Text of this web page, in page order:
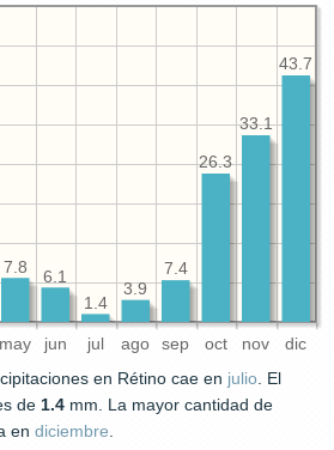
may jun jul ago sep oct nov dic
43.7
33.1
26.3
7.4
3.9
1.4
6.1
7.8
en Rétino cae en julio. El
de 1.4 mm. La mayor cantidad de
en diciembre.